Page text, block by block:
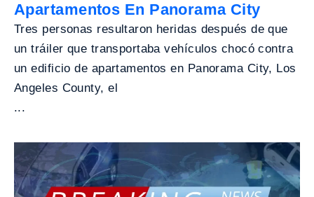
Apartamentos En Panorama City
Tres personas resultaron heridas después de que
un tráiler que transportaba vehículos chocó contra
un edificio de apartamentos en Panorama City, Los
Angeles County, el
...